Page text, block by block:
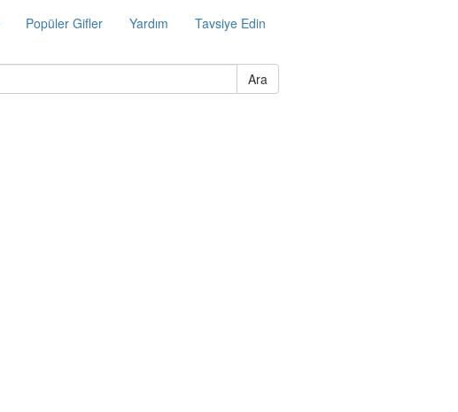
Popüler Gifler Yardım Tavsiye Edin
Ara